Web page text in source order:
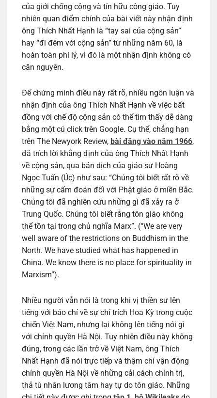
của giới chống cộng và tín hữu công giáo. Tuy
nhiên quan điểm chính của bài viết này nhận định
ông Thích Nhất Hạnh là “tay sai của cộng sản”
hay “đi đêm với cộng sản” từ những năm 60, là
hoàn toàn phi lý, vì đó là một nhận định không có
căn nguyên.
Để chứng minh điều này rất rõ, nhiều ngôn luận và
nhận định của ông Thích Nhất Hạnh về việc bất
đồng với chế độ cộng sản có thể tìm thấy dễ dàng
bằng một cú click trên Google. Cụ thể, chẳng hạn
trên The Newyork Review, bài đăng vào năm 1966,
đã trích lời khẳng định của ông Thích Nhất Hạnh
về cộng sản, qua bản dịch của giáo sư Hoàng
Ngọc Tuấn (Úc) như sau: “Chúng tôi biết rất rõ về
những sự cấm đoán đối với Phật giáo ở miền Bắc.
Chúng tôi đã nghiên cứu những gì đã xảy ra ở
Trung Quốc. Chúng tôi biết rằng tôn giáo không
thể tồn tại trong chủ nghĩa Marx”. (“We are very
well aware of the restrictions on Buddhism in the
North. We have studied what has happened in
China. We know there is no place for spirituality in
Marxism”).
Nhiều người vẫn nói là trong khi vị thiền sư lên
tiếng với báo chí về sự chỉ trích Hoa Kỳ trong cuộc
chiến Việt Nam, nhưng lại không lên tiếng nói gì
với chính quyền Hà Nội. Tuy nhiên điều này không
đúng, trong các lần trở về Việt Nam, ông Thích
Nhất Hạnh đã nói trực tiếp và thậm chí vận động
chính quyền Hà Nội về những cải cách chính trị,
thả tù nhân lương tâm hay tự do tôn giáo. Những